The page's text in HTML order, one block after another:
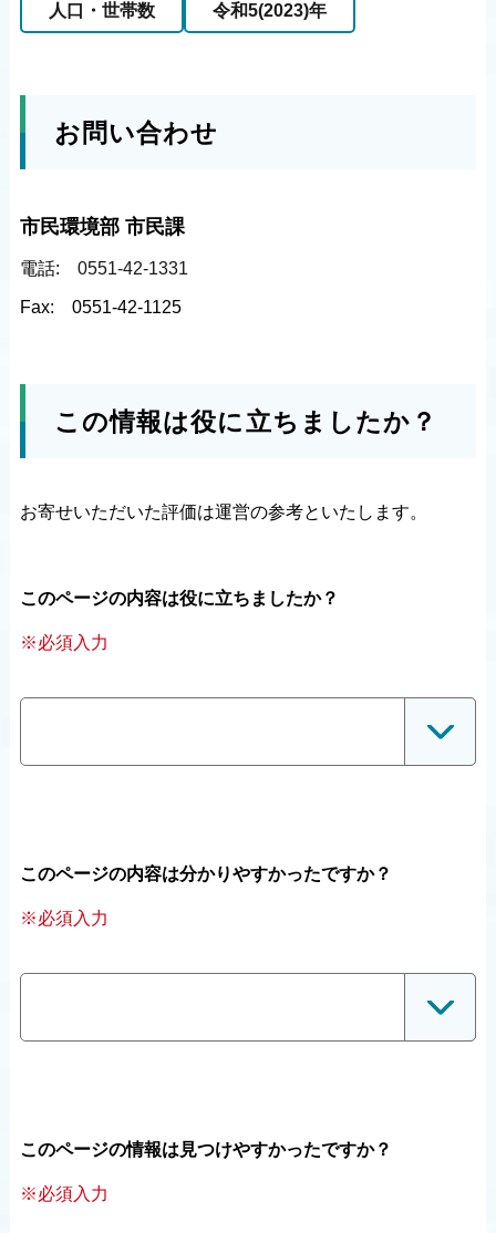
人口・世帯数 令和5(2023)年
お問い合わせ
市民環境部 市民課
電話: 0551-42-1331
Fax: 0551-42-1125
この情報は役に立ちましたか？
お寄せいただいた評価は運営の参考といたします。
このページの内容は役に立ちましたか？
※必須入力
このページの内容は分かりやすかったですか？
※必須入力
このページの情報は見つけやすかったですか？
※必須入力